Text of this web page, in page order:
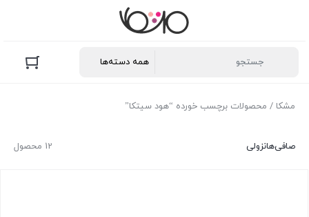
مشکا / محصولات برچسب خورده “هود سیتکا”
12 محصول صافی‌هانزولی